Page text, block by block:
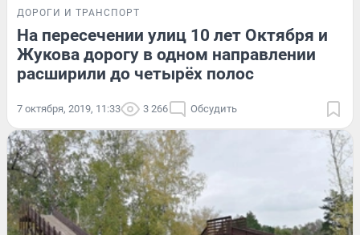
ДОРОГИ И ТРАНСПОРТ
На пересечении улиц 10 лет Октября и
Жукова дорогу в одном направлении
расширили до четырёх полос
7 октября, 2019, 11:33 3 266 Обсудить